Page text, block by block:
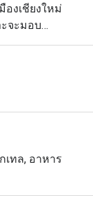
องเชียงใหม่
จะมอบ
ประทับใจมิรู้
บเรื่องเสียง
นที่ชื่นชอบของ
ตรพิเศษของ
ะช่วยเติมเต็ม
เทล, อาหาร